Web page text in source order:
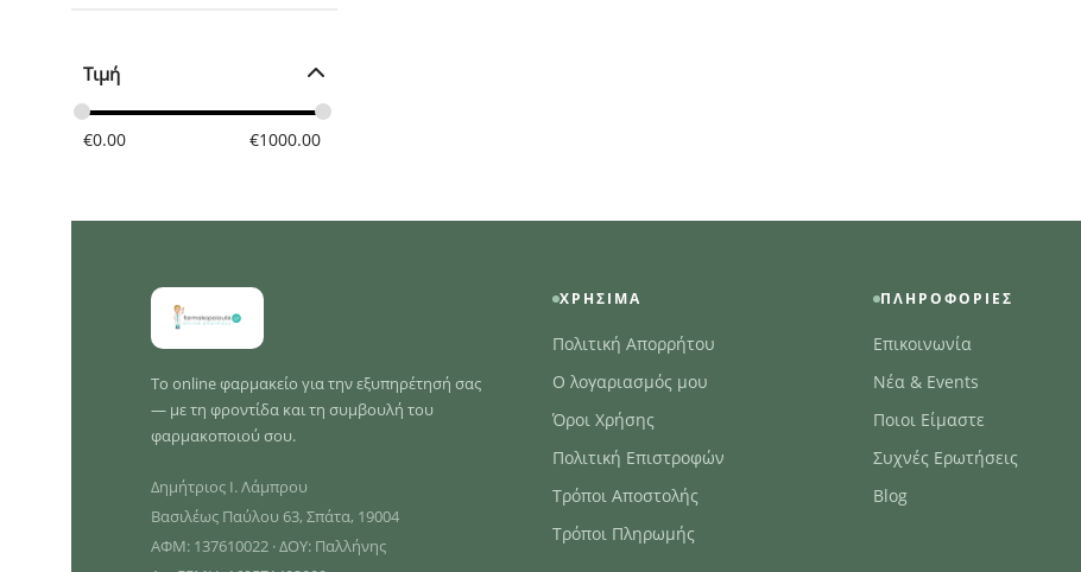
Τιμή
€0.00 €1000.00
Το online φαρμακείο για την εξυπηρέτησή σας
— με τη φροντίδα και τη συμβουλή του
φαρμακοποιού σου.
Δημήτριος Ι. Λάμπρου
Βασιλέως Παύλου 63, Σπάτα, 19004
ΑΦΜ: 137610022 · ΔΟΥ: Παλλήνης
ΧΡΉΣΙΜΑ
Πολιτική Απορρήτου
Ο λογαριασμός μου
Όροι Χρήσης
Πολιτική Επιστροφών
Τρόποι Αποστολής
Τρόποι Πληρωμής
ΠΛΗΡΟΦΟΡΊΕΣ
Επικοινωνία
Νέα & Events
Ποιοι Είμαστε
Συχνές Ερωτήσεις
Blog